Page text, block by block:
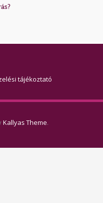
tájékoztató
Kallyas Theme.